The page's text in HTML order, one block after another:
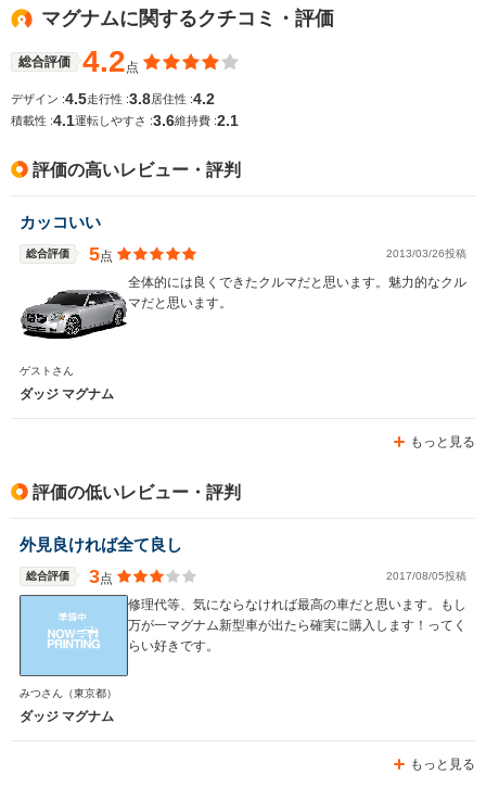
サイズ
燃費
1.49m
全幅
1.9m
-m
マグナムに関するクチコミ・評価
総合評価 4.2 点
デザイン :4.5走行性 :3.8居住性 :4.2
積載性 :4.1運転しやすさ :3.6維持費 :2.1
評価の高いレビュー・評判
カッコいい
総合評価 5点 2013/03/26投稿
全体的には良くできたクルマだと思います。魅力的なクル
マだと思います。
ゲストさん
ダッジ マグナム
もっと見る
評価の低いレビュー・評判
外見良ければ全て良し
総合評価 3点 2017/08/05投稿
修理代等、気にならなければ最高の車だと思います。もし
万が一マグナム新型車が出たら確実に購入します！ってく
らい好きです。
みつさん （東京都）
ダッジ マグナム
もっと見る